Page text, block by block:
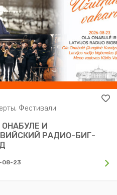
Фестивали
ОНАБУЛЕ И
РАДИО-БИГ-
08-23